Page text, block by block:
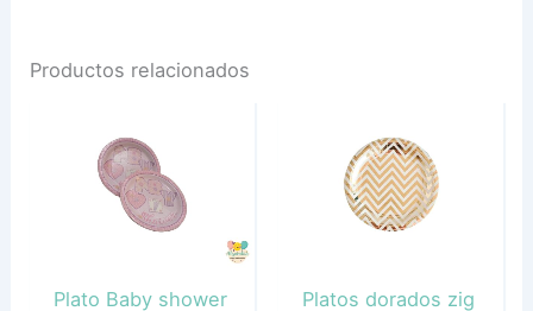
Productos relacionados
Plato Baby shower Platos dorados zig